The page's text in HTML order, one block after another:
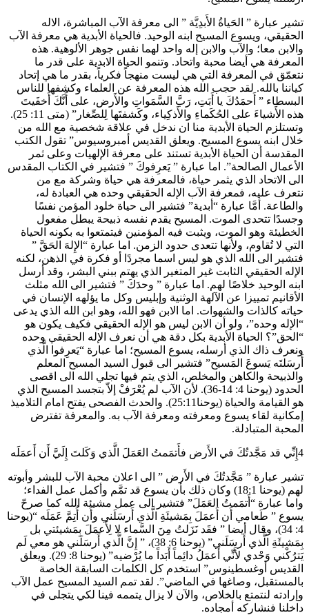
تشير عبارة ” الحَياةُ الأَبدِيَّة ” الى معرفة الآب المباشرة، الاله
الحقيقي، ويسوع المسيح ابنه الوحيد. فالحياة الأبدية هي معرفة الآب
والابن معا؛ والآب والابن إله واحد لهما نفس جوهر الألوهية. هذه
المعرفة هي أيضا محبة واتحاد. وتنمو الحياة الابدية على قدر ما
نتعمّق في المعرفة التي هي ليست منهجاً فكرياً، بقدر ما هي إتحاد
كياننا بالله. لقد حجب الله هذه المعرفة عن العلماء وكشفها للناس
البسطاء ” أَحمَدُكَ يا أَبَتِ، رَبَّ السَّمَواتِ والأَرض، على أَنَّكَ أَخفَيتَ
هذه الأَشياءَ على الحُكَماءِ والأَذكِياء، وكَشفتَها لِلصِّغار” (متى 11: 25).
وتستلزم الحياة الأبدية منا ان ندخل في علاقة شخصية مع الله من
خلال ابنه يسوع المسيح. ويعلق القديس أمبروسيوس” تقول الكتب
المقدسة أن الحياة الأبدية تستند على معرفة الإلهيات وعلى ثمر
الأعمال الصالحة”. اما عبارة ” يَعرِفوكَ ” فتشير في الكتاب المقدس
الى الاتحاد الذي يثمر حياة، فالمعرفة هي حياة وشركة مع من
نتعرف عليه، فمعرفة الآب الإله الحقيقي وحده هي العبادة له،
والطاعة. أمَّا عبارة “أبدية” فتشير الى حياة خلود المؤمن نفسًا
وجسدًا تتحدى الموت. المسيح يقدم نفسه ذبيحة يبطل مفعول
الخطيئة وهو الموت، ويثبت فيه المؤمنين فيتمتعوا به بكونه الحياة
التي لا تُقاوم، ولأنها تتعدى حدود الزمن. اما عبارة “الإِلهَ الحَقَّ ”
فتشير الى الله الذي هو ليس اسما مجردًا أو فكرة في الذهن، لكنه
الإله الحقيقي الثابت غير المتغير الذي يهتم ببني البشر، وقد أرسل
ابنه الوحيد خلاصًا لهم. اما عبارة ” وحدَكَ ” فتشير الى الله مثلث
الأقانيم تمييزا عن الآلهة الوثنية وإبليس وكل ما يؤلهه الإنسان في
حياته كالذات والشهوات. اما الابن فهو الله، وهو ابن الله الذي يدعى
“الإله وحده”، ولو أن الابن ليس هو الإله الحقيقي فكيف يكون هو
“الحق”؟ الحياة الأبدية بكل دقة هي أن نعرف الإله الحقيقي وحده
ونعرف ذاك الذي أرسله، يسوع المسيح؛ اما عبارة “يَعرِفوا الَّذي
أَرسَلتَه يَسوعَ المَسيح” فتشير الى قبول السيد المسيح المعلم
والذبيحة والكاهن والمخلص، الذي يتم فيها تجلي الله الى اقصى
الحدود (يوحنا 4: 14-36). لأن الآب لم يُعْرَفْ إلاّ بتجسد المسيح الذي
هو القيامة والحياة (يوحنا25:11). والحدث الفصحى يفتح امام التلاميذ
إمكانية لقاء يسوع ومعرفته ومعرفة الآب به. والمعرفة تفترض
المحبة المتبادلة.
4إِنِّي قد مَجَّدتُكَ في الأَرض فأَتمَمتُ العَمَلَ الَّذي وَكَلتَ إِلَيَّ أَن أَعمَلَه
تشير عبارة ” مَجَّدتُكَ في الأَرض ” الى اعلان محبة الآب للبشر وأبوته
لهم (يوحنا 18:1) وكان ذلك بأن يسوع قد تمَّم وأكمل عمل الفداء؛
واما عبارة “أَتمَمتُ العَمَلَ” فتشير الى عمل مشيئة الله كما صرحّ
يسوع ” طَعامي أَن أَعمَلَ بِمَشيئَةِ الَّذي أَرسَلَني وأَن أُتِمَّ عَمَلَه “(يوحنا
4: 34)، وقال أيضا ” فقَد نَزَلتُ مِنَ السَّماء لا لِأَعمَلَ بِمَشيئتي بل
بِمَشيئَةِ الَّذي أَرسَلَني” (يوحنا 6: 38)، ” إِنَّ الَّذي أَرسَلَني هو معي لَم
يَترُكْني وَحْدي لأَنِّي أَعمَلُ دائِماً أَبَداً ما يُرْضيه” (يوحنا 8: 29). ويعلق
القديس أوغسطينوس” استخدم كل الكلمات السابقة الخاصة
بالمستقبل، وصاغها في الماضي”. لقد تمم السيد المسيح عمل الآب
وإرادته لنتمتع بالخلاص، والآن لا يزال يتممه فينا لكي يتجلى في
داخلنا فنشاركه أمجاده.